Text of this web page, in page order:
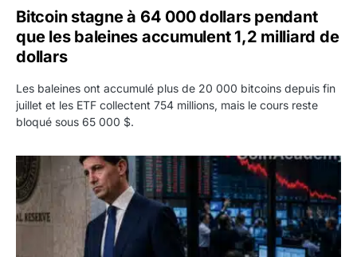
Bitcoin stagne à 64 000 dollars pendant
que les baleines accumulent 1,2 milliard de
dollars
Les baleines ont accumulé plus de 20 000 bitcoins depuis fin
juillet et les ETF collectent 754 millions, mais le cours reste
bloqué sous 65 000 $.
Kevin Warsh maintient sa communication minimaliste